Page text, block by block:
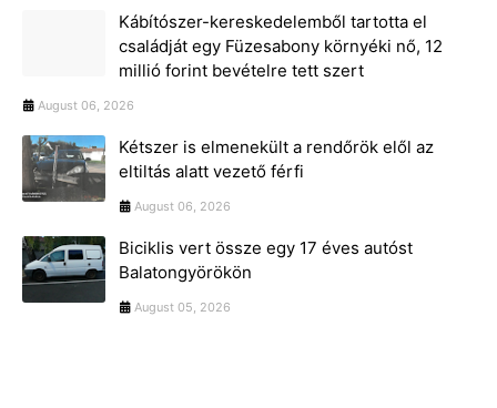
Kábítószer-kereskedelemből tartotta el
családját egy Füzesabony környéki nő, 12
millió forint bevételre tett szert
August 06, 2026
Kétszer is elmenekült a rendőrök elől az
eltiltás alatt vezető férfi
August 06, 2026
Biciklis vert össze egy 17 éves autóst
Balatongyörökön
August 05, 2026